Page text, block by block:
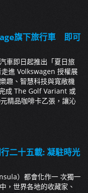
旗下旅行車 即可
車即日起推出「夏日旅
進 Volkswagen 授權展
趣、智慧科技與寬敞機
成 The Golf Variant 或
精品咖啡卡乙張，讓沁
二十五載: 凝駐時光
）都會化作一 次獨一
，世界各地的收藏家、